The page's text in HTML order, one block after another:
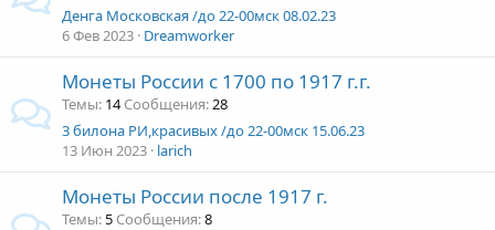
Денга Московская /до 22-00мск 08.02.23
6 Фев 2023 Dreamworker
Монеты России с 1700 по 1917 г.г.
Темы 14 Сообщения 28
3 билона РИ,красивых /до 22-00мск 15.06.23
13 Июн 2023 larich
Монеты России после 1917 г.
Темы 5 Сообщения 8